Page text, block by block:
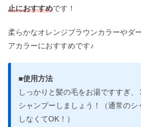
止におすすめです！
柔らかなオレンジブラウンカラーやダ
アカラーにおすすめです♪
■使用方法
しっかりと髪の毛をお湯ですすぎ、
シャンプーしましょう！（通常のシ
しなくてOK！）